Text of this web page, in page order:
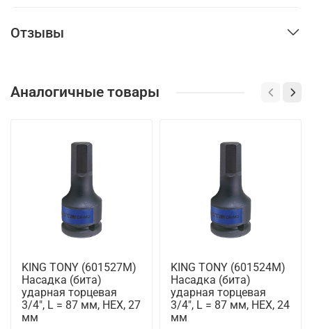
Отзывы
Аналогичные товары
KING TONY (601527M)
Насадка (бита)
ударная торцевая
3/4", L = 87 мм, HEX, 27
мм
KING TONY (601524M)
Насадка (бита)
ударная торцевая
3/4", L = 87 мм, HEX, 24
мм